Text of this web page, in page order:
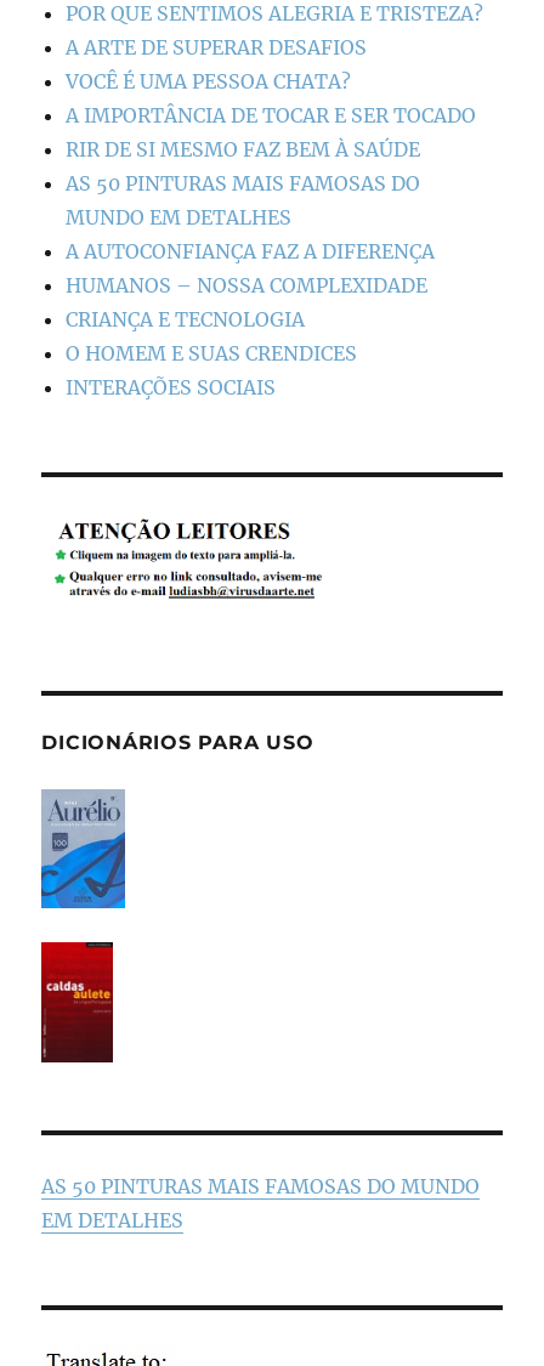
POR QUE SENTIMOS ALEGRIA E TRISTEZA?
A ARTE DE SUPERAR DESAFIOS
VOCÊ É UMA PESSOA CHATA?
A IMPORTÂNCIA DE TOCAR E SER TOCADO
RIR DE SI MESMO FAZ BEM À SAÚDE
AS 50 PINTURAS MAIS FAMOSAS DO
MUNDO EM DETALHES
A AUTOCONFIANÇA FAZ A DIFERENÇA
HUMANOS – NOSSA COMPLEXIDADE
CRIANÇA E TECNOLOGIA
O HOMEM E SUAS CRENDICES
INTERAÇÕES SOCIAIS
DICIONÁRIOS PARA USO
AS 50 PINTURAS MAIS FAMOSAS DO MUNDO
EM DETALHES